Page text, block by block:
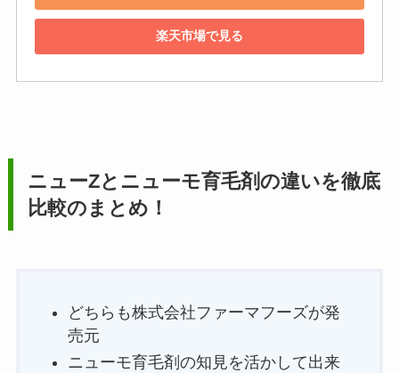
楽天市場で見る
ニューZとニューモ育毛剤の違いを徹底
比較のまとめ！
どちらも株式会社ファーマフーズが発
売元
ニューモ育毛剤の知見を活かして出来